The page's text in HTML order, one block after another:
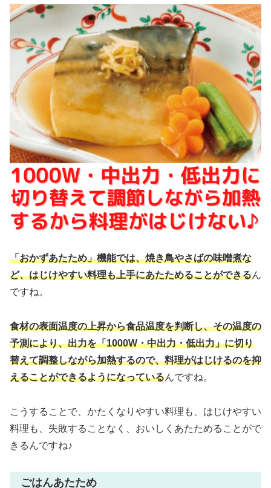
「おかずあたため」機能では、焼き鳥やさばの味噌煮な
ど、はじけやすい料理も上手にあたためることができるん
ですね。
食材の表面温度の上昇から食品温度を判断し、その温度の
予測により、出力を「1000W・中出力・低出力」に切り
替えて調整しながら加熱するので、料理がはじけるのを抑
えることができるようになっているんですね。
こうすることで、かたくなりやすい料理も、はじけやすい
料理も、失敗することなく、おいしくあたためることがで
きるんですね♪
ごはんあたため